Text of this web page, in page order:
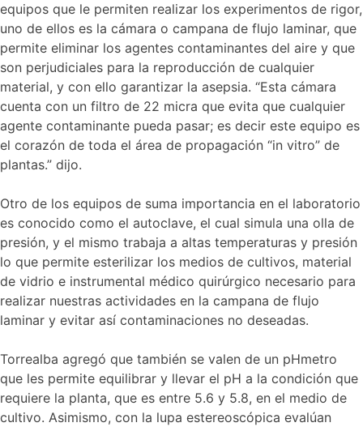
equipos que le permiten realizar los experimentos de rigor,
uno de ellos es la cámara o campana de flujo laminar, que
permite eliminar los agentes contaminantes del aire y que
son perjudiciales para la reproducción de cualquier
material, y con ello garantizar la asepsia. “Esta cámara
cuenta con un filtro de 22 micra que evita que cualquier
agente contaminante pueda pasar; es decir este equipo es
el corazón de toda el área de propagación “in vitro” de
plantas.” dijo.
Otro de los equipos de suma importancia en el laboratorio
es conocido como el autoclave, el cual simula una olla de
presión, y el mismo trabaja a altas temperaturas y presión
lo que permite esterilizar los medios de cultivos, material
de vidrio e instrumental médico quirúrgico necesario para
realizar nuestras actividades en la campana de flujo
laminar y evitar así contaminaciones no deseadas.
Torrealba agregó que también se valen de un pHmetro
que les permite equilibrar y llevar el pH a la condición que
requiere la planta, que es entre 5.6 y 5.8, en el medio de
cultivo. Asimismo, con la lupa estereoscópica evalúan